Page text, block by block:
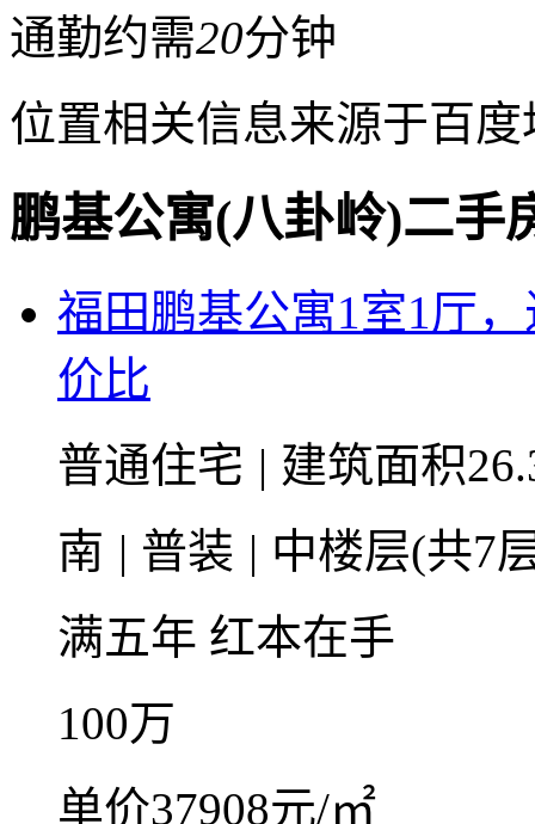
通勤约需20分钟
位置相关信息来源于百
鹏基公寓(八卦岭)二手
福田鹏基公寓1室1厅
价比
普通住宅 | 建筑面积
南 | 普装 | 中楼层(共7
满五年 红本在手
100万
单价37908元/㎡